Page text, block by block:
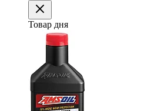
Товар дня